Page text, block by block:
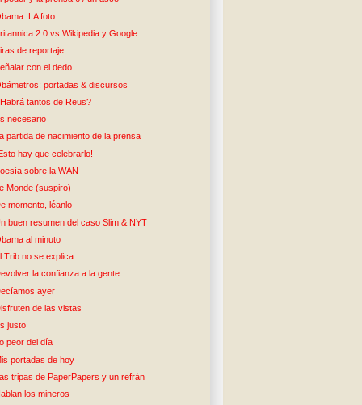
LA foto
2.0 vs Wikipedia y Google
de reportaje
con el dedo
portadas & discursos
tantos de Reus?
necesario
La partida de nacimiento de la prensa
hay que celebrarlo!
sobre la WAN
Monde (suspiro)
momento, léanlo
buen resumen del caso Slim & NYT
al minuto
Trib no se explica
la confianza a la gente
ayer
de las vistas
justo
Lo peor del día
portadas de hoy
tripas de PaperPapers y un refrán
los mineros